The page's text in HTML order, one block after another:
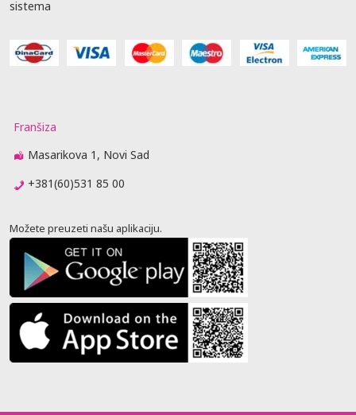
sistema
Franšiza
Masarikova 1, Novi Sad
+381(60)531 85 00
Možete preuzeti našu aplikaciju.